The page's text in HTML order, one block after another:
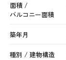
面積 /
バルコニー面積
築年月
種別 / 建物構造